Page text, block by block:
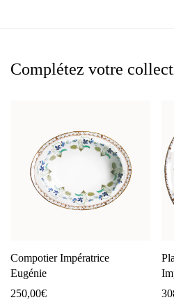
Complétez votre
Compotier Impératrice
Eugénie
250,00€